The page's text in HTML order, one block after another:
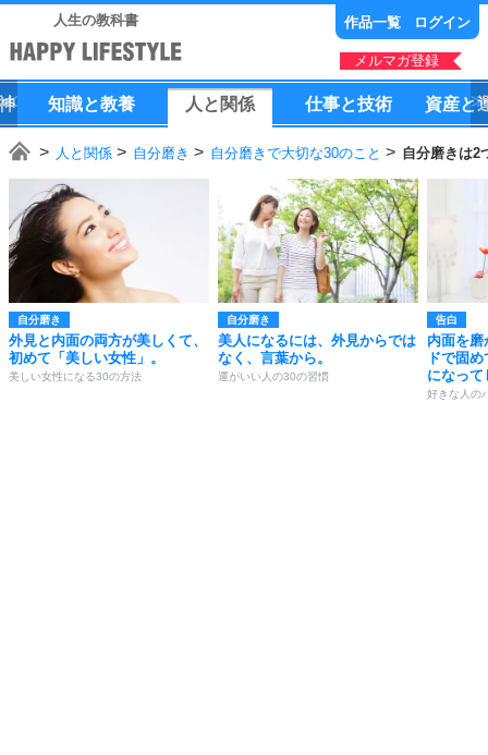
人生の教科書 作品一覧 ログイン
メルマガ登録
知識と教養 人 と 関係 仕事と技術 資産と
人と関係 自分磨き 自分磨きで大切な30のこと 自分磨きは2
自分磨き
外見と内面の両方が美しくて、
初めて「美しい女性」。
美しい女性になる30の方法
自分磨き
美人になるには、外見からでは
なく、言葉から。
運がいい人の30の習慣
告白
内面を
ドで固
になって
好きな人の